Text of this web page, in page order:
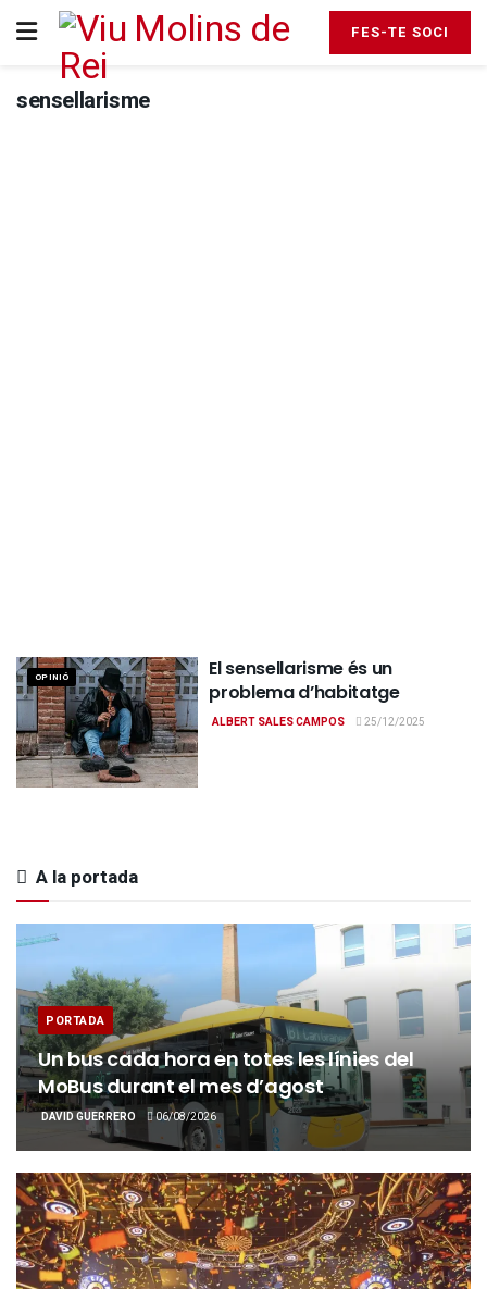
FES-TE SOCI
sensellarisme
OPINIÓ
El sensellarisme és un
problema d’habitatge
ALBERT SALES CAMPOS 25/12/2025
A la portada
PORTADA
Un bus cada hora en totes les línies del
MoBus durant el mes d’agost
DAVID GUERRERO 06/08/2026